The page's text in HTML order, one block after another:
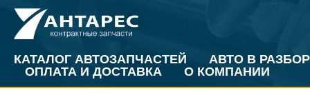
КАТАЛОГ АВТОЗАПЧАСТЕЙ
АВТО В РАЗБОР
ОПЛАТА И ДОСТАВКА
О КОМПАНИИ